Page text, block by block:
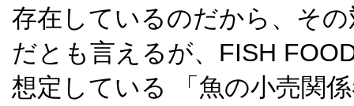
存在しているのだから、そ
だとも言えるが、FISH
想定している 「魚の小売関